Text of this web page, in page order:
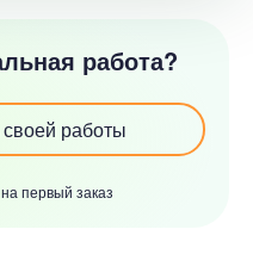
работа?
своей работы
на первый заказ